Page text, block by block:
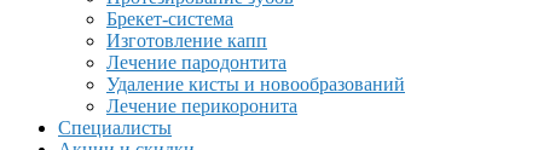
Брекет-система
Изготовление капп
Лечение пародонтита
Удаление кисты и новообразований
Лечение перикоронита
Специалисты